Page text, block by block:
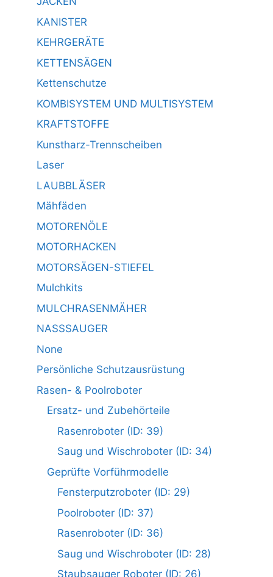
KANISTER
KEHRGERÄTE
KETTENSÄGEN
Kettenschutze
KOMBISYSTEM UND MULTISYSTEM
KRAFTSTOFFE
Kunstharz-Trennscheiben
Laser
LAUBBLÄSER
Mähfäden
MOTORENÖLE
MOTORHACKEN
MOTORSÄGEN-STIEFEL
Mulchkits
MULCHRASENMÄHER
NASSSAUGER
None
Persönliche Schutzausrüstung
Rasen- & Poolroboter
Ersatz- und Zubehörteile
Rasenroboter (ID: 39)
Saug und Wischroboter (ID: 34)
Geprüfte Vorführmodelle
Fensterputzroboter (ID: 29)
Poolroboter (ID: 37)
Rasenroboter (ID: 36)
Saug und Wischroboter (ID: 28)
Staubsauger Roboter (ID: 26)